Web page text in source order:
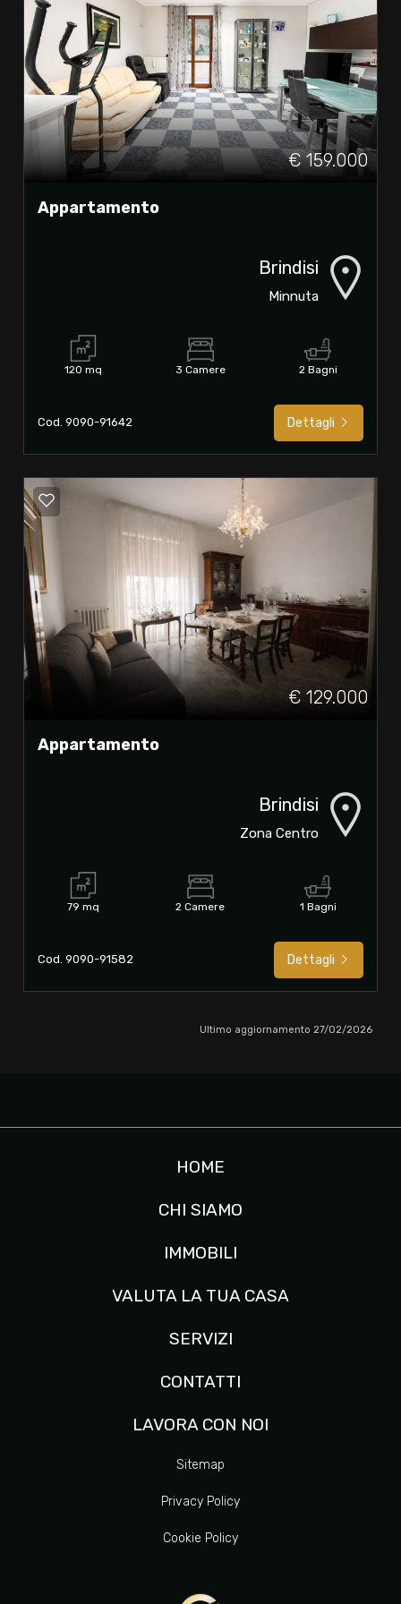
€ 159.000
Appartamento
Brindisi
Minnuta
120 mq 3 Camere 2 Bagni
Cod. 9090-91642 Dettagli
€ 129.000
Appartamento
Brindisi
Zona Centro
79 mq 2 Camere 1 Bagni
Cod. 9090-91582 Dettagli
Ultimo aggiornamento 27/02/2026
HOME
CHI SIAMO
IMMOBILI
VALUTA LA TUA CASA
SERVIZI
CONTATTI
LAVORA CON NOI
Sitemap
Privacy Policy
Cookie Policy